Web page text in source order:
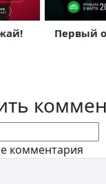
Первый
комментария